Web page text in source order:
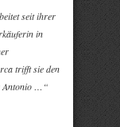
seit ihrer
in
trifft sie den
Antonio …“